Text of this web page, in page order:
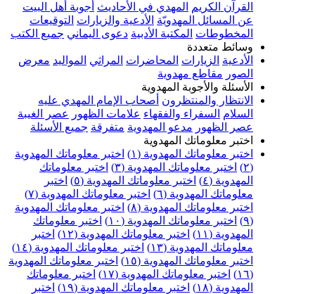
القرآن الكريم
المهدي في الأحاديث أجوبة أهل البيت
عن المسائل المهدويّة الأدعية والزيارات التوقيعات
المخطوطات المكتبة الأدبية دعوى اليماني جميع الكتب
وسائط متعددة
الأدعية الزيارات المحاضرات المراثي المواليد معرض
الصور مقاطع مهدوية
الأسئلة والأجوبة المهدوية
الانتظار والمنتظرون أصحاب الإمام المهدي عليه
السلام السفراء والفقهاء علامات الظهور
عصر الغيبة
عصر الظهور مدعو المهدوية متفرقة جميع الأسئلة
اختبر معلوماتك المهدوية
اختبر معلوماتك المهدوية (١)
اختبر معلوماتك المهدوية
(٢)
اختبر معلوماتك المهدوية (٣)
اختبر معلوماتك
المهدوية (٤)
اختبر معلوماتك المهدوية (٥)
اختبر
معلوماتك المهدوية (٦)
اختبر معلوماتك المهدوية (٧)
اختبر معلوماتك المهدوية (٨)
اختبر معلوماتك المهدوية
(٩)
اختبر معلوماتك المهدوية (١٠)
اختبر معلوماتك
المهدوية (١١)
اختبر معلوماتك المهدوية (١٢)
اختبر
معلوماتك المهدوية (١٣)
اختبر معلوماتك المهدوية (١٤)
اختبر معلوماتك المهدوية (١٥)
اختبر معلوماتك المهدوية
(١٦)
اختبر معلوماتك المهدوية (١٧)
اختبر معلوماتك
المهدوية (١٨)
اختبر معلوماتك المهدوية (١٩)
اختبر